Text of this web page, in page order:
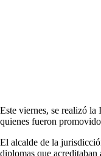
Este viernes, se realizó
quienes fueron
El alcalde de la
diplomas que acreditaban